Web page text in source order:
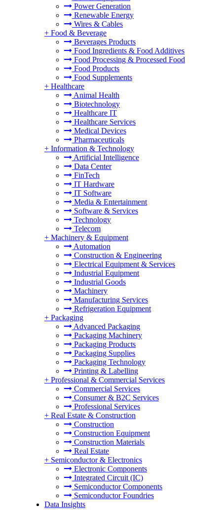
Power Generation
Renewable Energy
Wires & Cables
+ Food & Beverage
Beverages Products
Food Ingredients & Food Additives
Food Processing & Processed Food
Food Products
Food Supplements
+ Healthcare
Animal Health
Biotechnology
Healthcare IT
Healthcare Services
Medical Devices
Pharmaceuticals
+ Information & Technology
Artificial Intelligence
Data Center
FinTech
IT Hardware
IT Software
Media & Entertainment
Software & Services
Technology
Telecom
+ Machinery & Equipment
Automation
Construction & Engineering
Electrical Equipment & Services
Industrial Equipment
Industrial Goods
Machinery
Manufacturing Services
Refrigeration Equipment
+ Packaging
Advanced Packaging
Packaging Machinery
Packaging Products
Packaging Supplies
Packaging Technology
Printing & Labelling
+ Professional & Commercial Services
Commercial Services
Consumer & B2C Services
Professional Services
+ Real Estate & Construction
Construction
Construction Equipment
Construction Materials
Real Estate
+ Semiconductor & Electronics
Electronic Components
Integrated Circuit (IC)
Semiconductor Components
Semiconductor Foundries
Data Insights